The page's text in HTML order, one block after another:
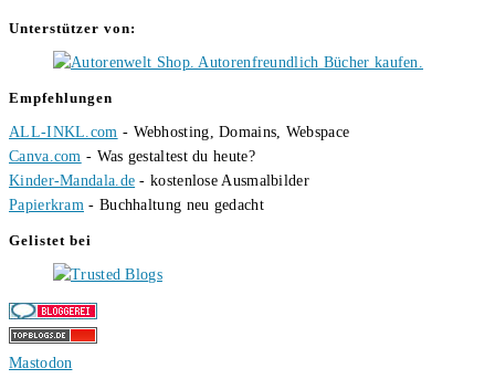
Unterstützer von:
Empfehlungen
ALL-INKL.com - Webhosting, Domains, Webspace
Canva.com - Was gestaltest du heute?
Kinder-Mandala.de - kostenlose Ausmalbilder
Papierkram - Buchhaltung neu gedacht
Gelistet bei
Mastodon